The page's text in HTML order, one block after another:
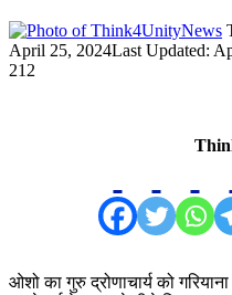
April 25, 2024Last Updated:
212
ओशो का गुरु द्रोणाचार्य को